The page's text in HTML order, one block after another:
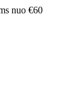
nuo €60